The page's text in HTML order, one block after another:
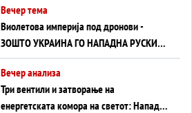
Вечер тема
Виолетова империја под дронови -
ЗОШТО УКРАИНА ГО НАПАДНА РУСКИОТ
WILDBERRIES
Вечер анализа
Три вентили и затворање на
енергетската комора на светот: Нападот